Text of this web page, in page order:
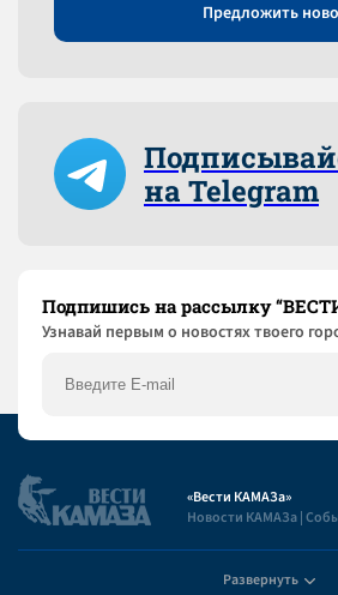
Предложить
на Telegram
Подпишись на рассылку
Узнaвай первым о новостях твоего
«Вести КАМАЗа»
Новости КАМАЗа |
Развернуть